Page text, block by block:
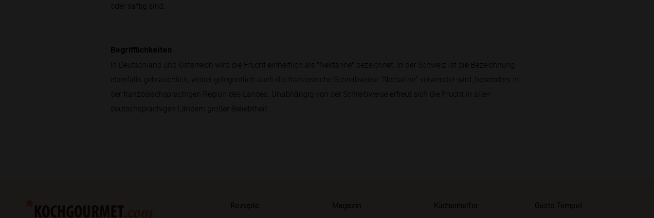
oder saftig sind.
Begrifflichkeiten
In Deutschland und Österreich wird die Frucht einheitlich als "Nektarine" bezeichnet. In der Schweiz ist die Bezeichnung
ebenfalls gebräuchlich, wobei gelegentlich auch die französische Schreibweise "Nectarine" verwendet wird, besonders in
der französischsprachigen Region des Landes. Unabhängig von der Schreibweise erfreut sich die Frucht in allen
deutschsprachigen Ländern großer Beliebtheit.
Rezepte Magazin Küchenhelfer Gusto Tempel